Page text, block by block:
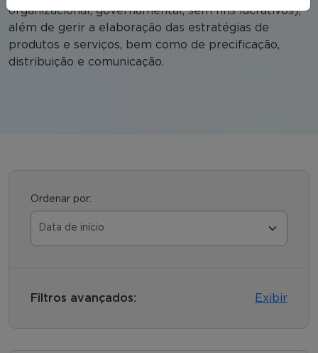
organizacional, governamental, sem fins lucrativos),
além de gerir a elaboração das estratégias de
produtos e serviços, bem como de precificação,
distribuição e comunicação.
Ordenar por:
Filtros avançados: Exibir